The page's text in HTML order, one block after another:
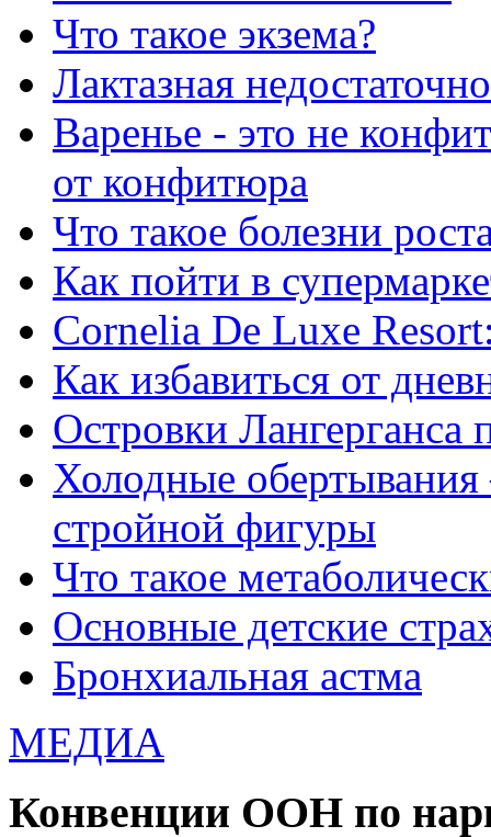
Что такое экзема?
Лактазная
Варенье - это не
от конфитюра
Что такое болезни
Как пойти в
Сornelia De Luxe
Как избавиться от
Островки
Холодные обертывания
стройной фигуры
Что такое
Основные детские
Бронхиальная астма
МЕДИА
Конвенции ООН по